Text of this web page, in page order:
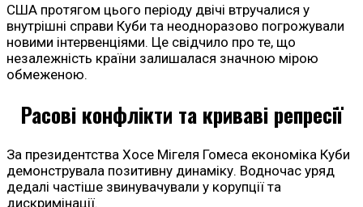
США протягом цього періоду двічі втручалися у
внутрішні справи Куби та неодноразово погрожували
новими інтервенціями. Це свідчило про те, що
незалежність країни залишалася значною мірою
обмеженою.
Расові конфлікти та криваві репресії
За президентства Хосе Мігеля Гомеса економіка Куби
демонструвала позитивну динаміку. Водночас уряд
дедалі частіше звинувачували у корупції та
дискримінації.